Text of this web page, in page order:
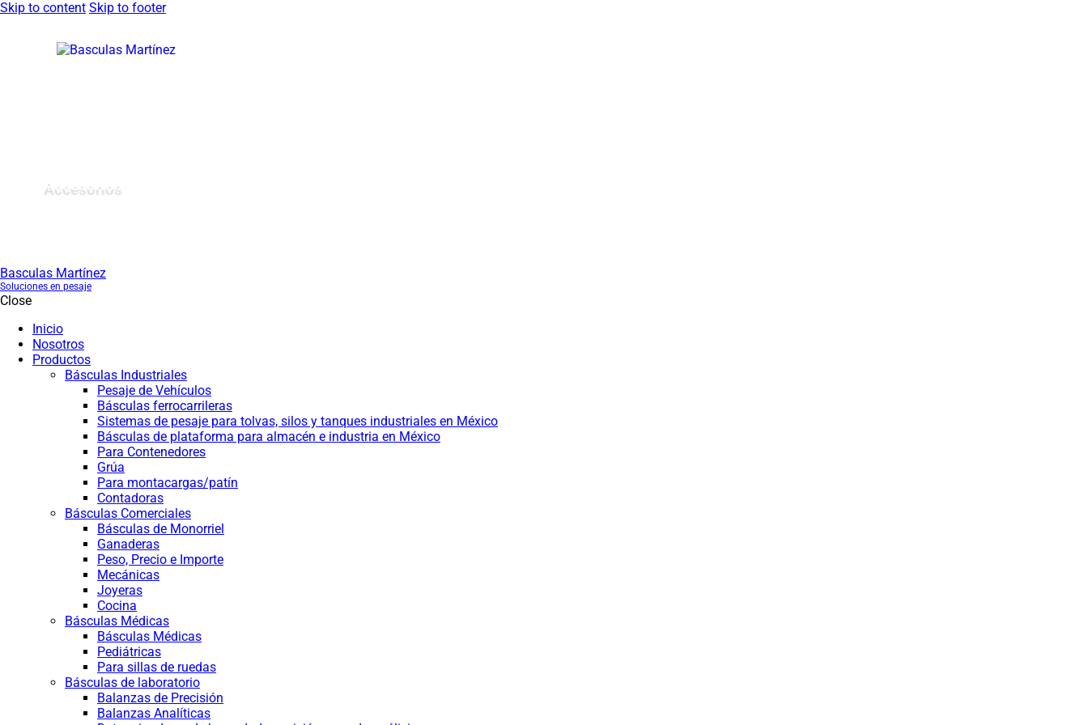
Skip to content Skip to footer
Accesorios
Basculas Martínez
Soluciones en pesaje
Close
Inicio
Nosotros
Productos
Básculas Industriales
Pesaje de Vehículos
Básculas ferrocarrileras
Sistemas de pesaje para tolvas, silos y tanques industriales en México
Básculas de plataforma para almacén e industria en México
Para Contenedores
Grúa
Para montacargas/patín
Contadoras
Básculas Comerciales
Básculas de Monorriel
Ganaderas
Peso, Precio e Importe
Mecánicas
Joyeras
Cocina
Básculas Médicas
Básculas Médicas
Pediátricas
Para sillas de ruedas
Básculas de laboratorio
Balanzas de Precisión
Balanzas Analíticas